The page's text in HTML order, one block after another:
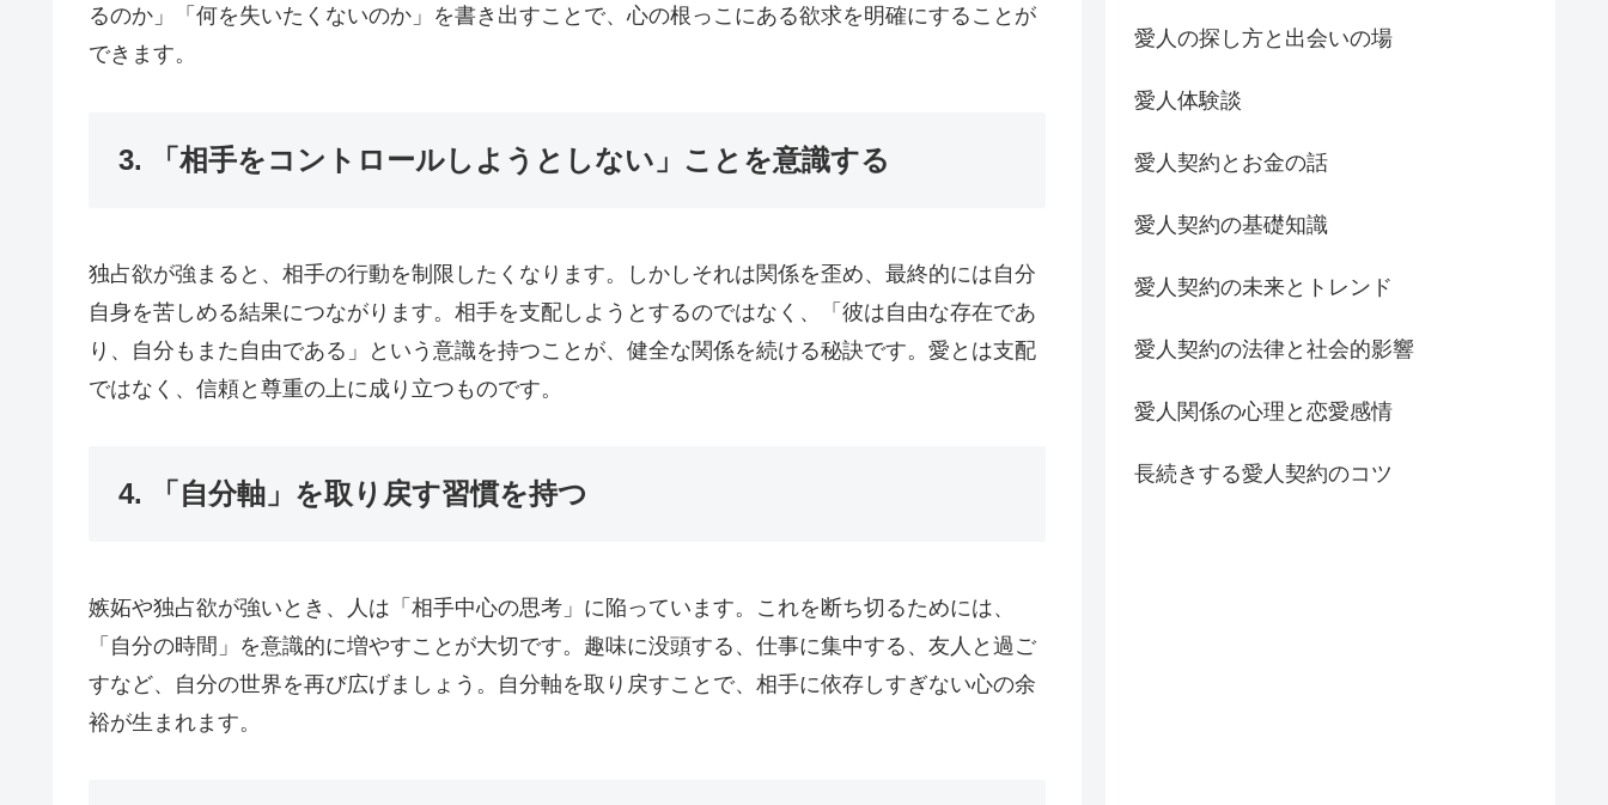
るのか」「何を失いたくないのか」を書き出すことで、心の根っこにある欲求を明確にすることが
できます。
3. 「相手をコントロールしようとしない」ことを意識する
独占欲が強まると、相手の行動を制限したくなります。しかしそれは関係を歪め、最終的には自分
自身を苦しめる結果につながります。相手を支配しようとするのではなく、「彼は自由な存在であ
り、自分もまた自由である」という意識を持つことが、健全な関係を続ける秘訣です。愛とは支配
ではなく、信頼と尊重の上に成り立つものです。
4. 「自分軸」を取り戻す習慣を持つ
嫉妬や独占欲が強いとき、人は「相手中心の思考」に陥っています。これを断ち切るためには、
「自分の時間」を意識的に増やすことが大切です。趣味に没頭する、仕事に集中する、友人と過ご
すなど、自分の世界を再び広げましょう。自分軸を取り戻すことで、相手に依存しすぎない心の余
裕が生まれます。
愛人の探し方と出会いの場
愛人体験談
愛人契約とお金の話
愛人契約の基礎知識
愛人契約の未来とトレンド
愛人契約の法律と社会的影響
愛人関係の心理と恋愛感情
長続きする愛人契約のコツ